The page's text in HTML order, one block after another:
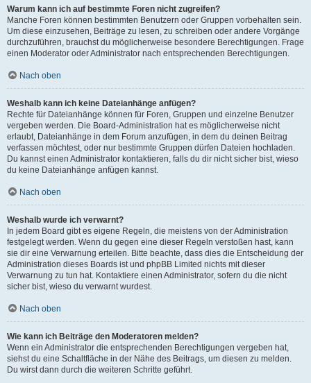
Warum kann ich auf bestimmte Foren nicht zugreifen?
Manche Foren können bestimmten Benutzern oder Gruppen vorbehalten sein.
Um diese einzusehen, Beiträge zu lesen, zu schreiben oder andere Vorgänge
durchzuführen, brauchst du möglicherweise besondere Berechtigungen. Frage
einen Moderator oder Administrator nach entsprechenden Berechtigungen.
Nach oben
Weshalb kann ich keine Dateianhänge anfügen?
Rechte für Dateianhänge können für Foren, Gruppen und einzelne Benutzer
vergeben werden. Die Board-Administration hat es möglicherweise nicht
erlaubt, Dateianhänge in dem Forum anzufügen, in dem du deinen Beitrag
verfassen möchtest, oder nur bestimmte Gruppen dürfen Dateien hochladen.
Du kannst einen Administrator kontaktieren, falls du dir nicht sicher bist, wieso
du keine Dateianhänge anfügen kannst.
Nach oben
Weshalb wurde ich verwarnt?
In jedem Board gibt es eigene Regeln, die meistens von der Administration
festgelegt werden. Wenn du gegen eine dieser Regeln verstoßen hast, kann
sie dir eine Verwarnung erteilen. Bitte beachte, dass dies die Entscheidung der
Administration dieses Boards ist und phpBB Limited nichts mit dieser
Verwarnung zu tun hat. Kontaktiere einen Administrator, sofern du die nicht
sicher bist, wieso du verwarnt wurdest.
Nach oben
Wie kann ich Beiträge den Moderatoren melden?
Wenn ein Administrator die entsprechenden Berechtigungen vergeben hat,
siehst du eine Schaltfläche in der Nähe des Beitrags, um diesen zu melden.
Du wirst dann durch die weiteren Schritte geführt.